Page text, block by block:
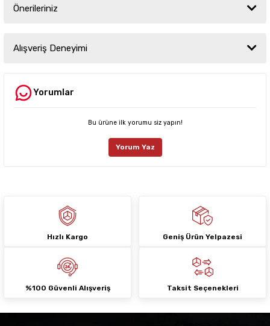
Önerileriniz
yetersiz gördüğünüz noktaları öneri formunu kullanarak tarafımıza
iletebilirsiniz.
Ürün resmi kalitesiz, bozuk veya görüntülenemiyor.
Ürün fiyatı diğer sitelerden daha pahalı.
Alışveriş Deneyimi
Deneyimini Paylaş
Yorumlar
Bu ürüne ilk yorumu siz yapın!
Yorum Yaz
Hızlı Kargo Geniş Ürün Yelpazesi
%100 Güvenli Alışveriş Taksit Seçenekleri